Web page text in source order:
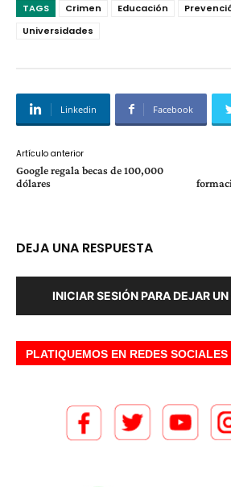
TAGS Crimen Educación
Universidades
Linkedin Facebook
Artículo anterior
Google regala becas de 100,000
dólares
DEJA UNA RESPUESTA
INICIAR SESIÓN PARA DEJAR
PLATIQUEMOS EN REDES SOCIALES